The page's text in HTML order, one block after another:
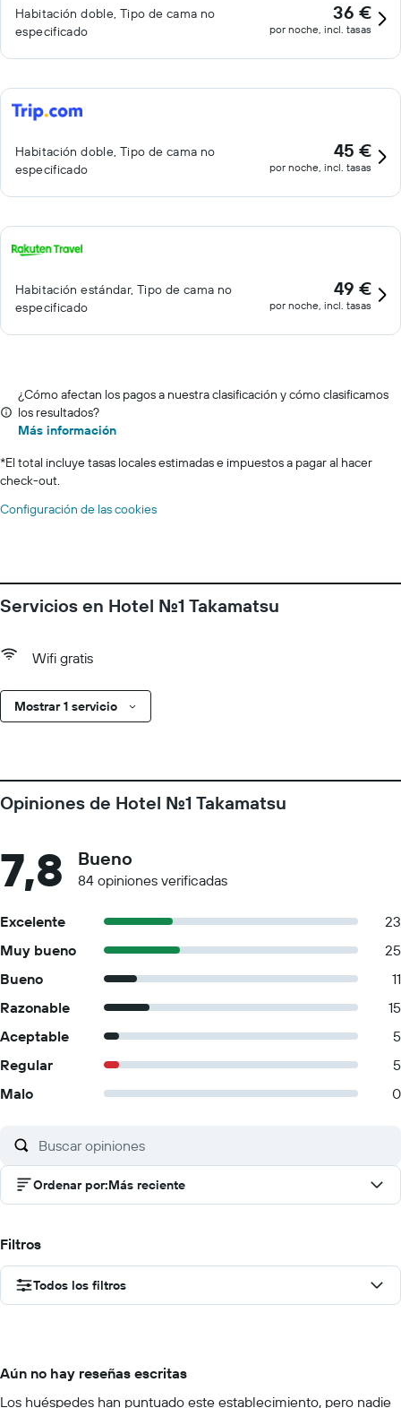
Habitación doble, Tipo de cama no
especificado
36 €
por noche, incl. tasas
Habitación doble, Tipo de cama no
especificado
45 €
por noche, incl. tasas
Habitación estándar, Tipo de cama no
especificado
49 €
por noche, incl. tasas
¿Cómo afectan los pagos a nuestra clasificación y cómo clasificamos
los resultados?
Más información
*El total incluye tasas locales estimadas e impuestos a pagar al hacer
check-out.
Configuración de las cookies
Servicios en Hotel No.1 Takamatsu
Wifi gratis
Mostrar 1 servicio
Opiniones de Hotel No.1 Takamatsu
7,8 Bueno
84 opiniones verificadas
Excelente
23
Muy bueno
25
Bueno
11
Razonable
15
Aceptable
5
Regular
5
Malo
0
Ordenar por:Más reciente
Filtros
Todos los filtros
Aún no hay reseñas escritas
Los huéspedes han puntuado este establecimiento, pero nadie